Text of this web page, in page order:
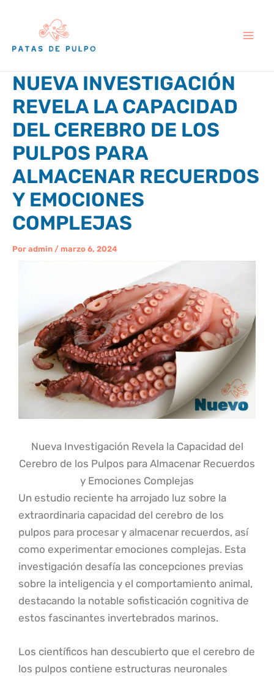
contenido
NUEVA INVESTIGACIÓN
REVELA LA CAPACIDAD
DEL CEREBRO DE LOS
PULPOS PARA
ALMACENAR RECUERDOS
Y EMOCIONES
COMPLEJAS
Por admin / marzo 6, 2024
Nueva Investigación Revela la Capacidad del
Cerebro de los Pulpos para Almacenar Recuerdos
y Emociones Complejas
Un estudio reciente ha arrojado luz sobre la
extraordinaria capacidad del cerebro de los
pulpos para procesar y almacenar recuerdos, así
como experimentar emociones complejas. Esta
investigación desafía las concepciones previas
sobre la inteligencia y el comportamiento animal,
destacando la notable sofisticación cognitiva de
estos fascinantes invertebrados marinos.
Los científicos han descubierto que el cerebro de
los pulpos contiene estructuras neuronales